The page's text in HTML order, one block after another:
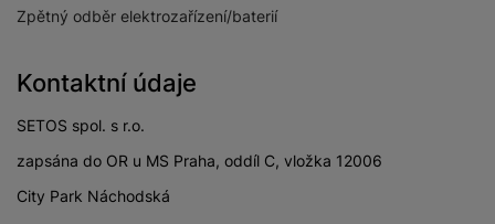
Zpětný odběr elektrozařízení/baterií
Kontaktní údaje
SETOS spol. s r.o.
zapsána do OR u MS Praha, oddíl C, vložka 12006
City Park Náchodská